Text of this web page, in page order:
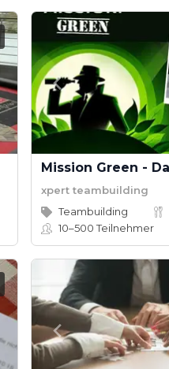
xpert teambuilding
Teambuilding
10–500Teilnehmer